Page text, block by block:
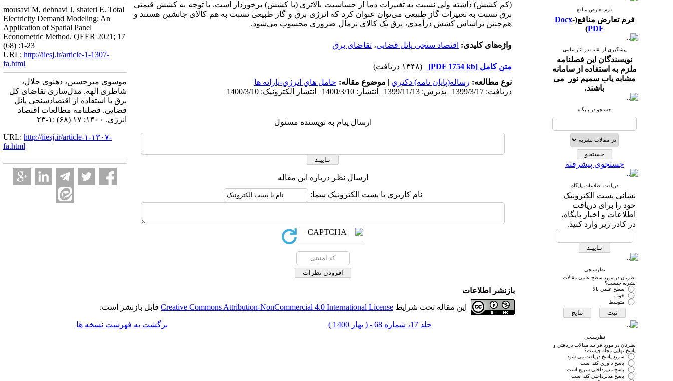
فرم تعارض منافع
فرم تعارض منافع( Docx-
PDF
)
پیشگیری از تقلب در آثار علمی
نویسندگان این فصلنامه
ملزم به استفاده از سامانه
مشابه یاب سمیم نور می
باشند.
جستجو در پایگاه
جستجوی پیشرفته
دریافت اطلاعات پایگاه
نشانی پست الکترونیک
خود را برای دریافت
اطلاعات و اخبار پایگاه،
در کادر زیر وارد کنید.
نظرسنجی
نظرتان در مورد سطح علمي مقالات
نشريه چيست؟
سطح علمي بالا
خوب
متوسط
نظرسنجی
نظرتان در مورد فرايند مقالات دريافتي و
پاسخ نهايي مجله چيست؟
سريع پاسخ دريافت مي شود
پاسخ داوري كند است
پاسخ مديرداخلي سريع است
پاسخ مديرداخلي كند است
(کم کشش) داشته ولی نسبت به تغییرات دما از حساسیت بالاتری (با کشش) برخوردار است. با توجه به کشش قیمتی
برق نسبت به تغییرات گاز طبیعی می‌توان عنوان کرد که انرژی برق و گاز طبیعی نسبت به هم کالای جانشین هستند و
هم‌چنین براساس کشش درآمدی، برق یک کالای نرمال ضروری محسوب می‌شود.
واژه‌های کلیدی: اقتصاد سنجی پانل فضایی، تقاضای برق
متن کامل [PDF 1754 kb]
(۱۳۴۸ دریافت)
نوع مطالعه: رساله(پايان نامه) دكتري | موضوع مقاله: حامل هاي انرژي-يارانه ها
دریافت: 1399/3/17 | پذیرش: 1399/11/13 | انتشار: 1400/3/10 | انتشار الکترونیک: 1400/3/10
ارسال پیام به نویسنده مسئول
ارسال نظر درباره این مقاله
نام کاربری یا پست الکترونیک شما:
mousavi M, dehnavi J, shateri E. Total
Electricity Demand Modeling: An
Application of Spatial Panel
Econometric Method. QEER 2021; 17
(68) :1-23
URL: http://iiesj.ir/article-1-1307-
fa.html
موسوی میرحسین، دهنوی جلال،
شاطری الهه. مدل‌سازی تقاضای کل
برق با استفاده از اقتصادسنجی پانل
فضایی. فصلنامه مطالعات اقتصاد
انرژي. ۱۴۰۰; ۱۷ (۶۸) :۱-۲۳
URL: http://iiesj.ir/article-۱-۱۳۰۷-
fa.html
بازنشر اطلاعات
این مقاله تحت شرایط Creative Commons Attribution-NonCommercial 4.0 International License قابل بازنشر است.
جلد 17، شماره 68 - ( بهار 1400 ) برگشت به فهرست نسخه ها